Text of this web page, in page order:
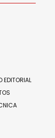
EDITORIAL